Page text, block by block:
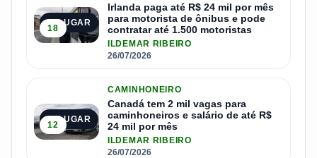
2º LUGAR
18
Irlanda paga até R$ 24 mil por mês
para motorista de ônibus e pode
contratar até 1.500 motoristas
ILDEMAR RIBEIRO
26/07/2026
3º LUGAR
12
CAMINHONEIRO
Canadá tem 2 mil vagas para
caminhoneiros e salário de até R$
24 mil por mês
ILDEMAR RIBEIRO
26/07/2026